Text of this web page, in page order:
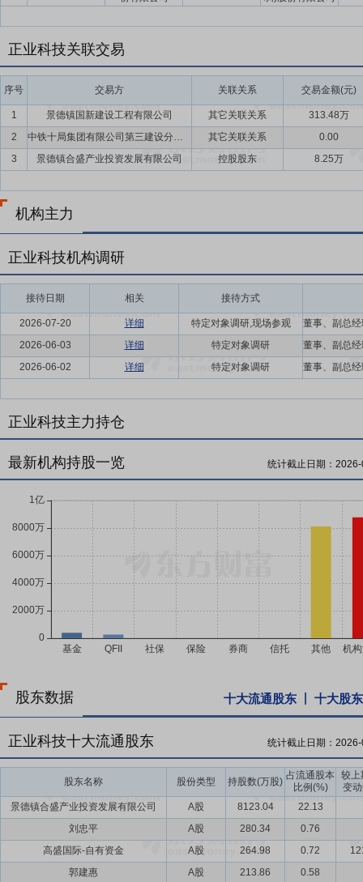
正业科技关联交易
序号 交易方 关联关系 交易金额(元)
1 景德镇国新建设工程有限公司 其它关联关系
313.48万
2
中铁十局集团有限公司第三建设分公司 其它关联关系
0.00
3
景德镇合盛产业投资发展有限公司 控股股东 8.25万
机构主力
正业科技机构调研
接待日期 相关 接待方式
2026-07-20 详细
特定对象调研,现场参观
2026-06-03
详细
特定对象调研
2026-06-02
详细 特定对象调研
正业科技主力持仓
最新机构持股一览 统计截止日期：
股东数据 十大流通股东 十大股东
正业科技十大流通股东 统计截止日期：
股东名称 股份类型 持股数(万股)
占流通股本
比例(%)
较上
变
景德镇合盛产业投资发展有限公司
A股 8123.04
22.13
刘忠平
A股 280.34
0.76
高盛国际-自有资金
A股 264.98 0.72
郭建惠
A股 213.86
0.58